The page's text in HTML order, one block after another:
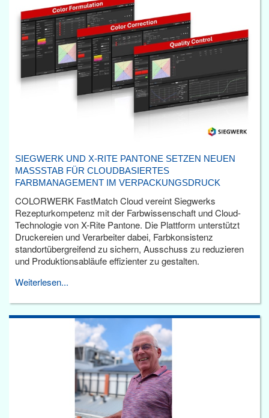
SIEGWERK UND X-RITE PANTONE SETZEN NEUEN
MASSSTAB FÜR CLOUDBASIERTES F
ARBMANAGEMENT IM VERPACKUNGSDRUCK
COLORWERK FastMatch Cloud vereint Siegwerks
Rezepturkompetenz mit der Farbwissenschaft und Cloud-
Technologie von X-Rite Pantone. Die Plattform unterstützt
Druckereien und Verarbeiter dabei, Farbkonsistenz
standortübergreifend zu sichern, Ausschuss zu reduzieren
und Produktionsabläufe effizienter zu gestalten.
Weiterlesen...